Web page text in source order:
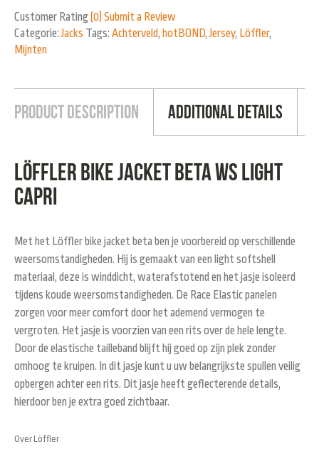
Customer Rating(0) Submit a Review
Categorie:Jacks Tags: Achterveld, hotBOND,Jersey, Löffler,
Mijnten
Product Description Additional Details
Löffler bike jacket beta ws light
capri
Met het Löffler bike jacket beta ben je voorbereid op verschillende
weersomstandigheden. Hij is gemaakt van een light softshell
materiaal, deze is winddicht, waterafstotend en het jasje isoleerd
tijdens koude weersomstandigheden. De Race Elastic panelen
zorgen voor meer comfort door het ademend vermogen te
vergroten. Het jasje is voorzien van een rits over de hele lengte.
Door de elastische tailleband blijft hij goed op zijn plek zonder
omhoog te kruipen. In dit jasje kunt u uw belangrijkste spullen veilig
opbergen achter een rits. Dit jasje heeft geflecterende details,
hierdoor ben je extra goed zichtbaar.
Over Löffler